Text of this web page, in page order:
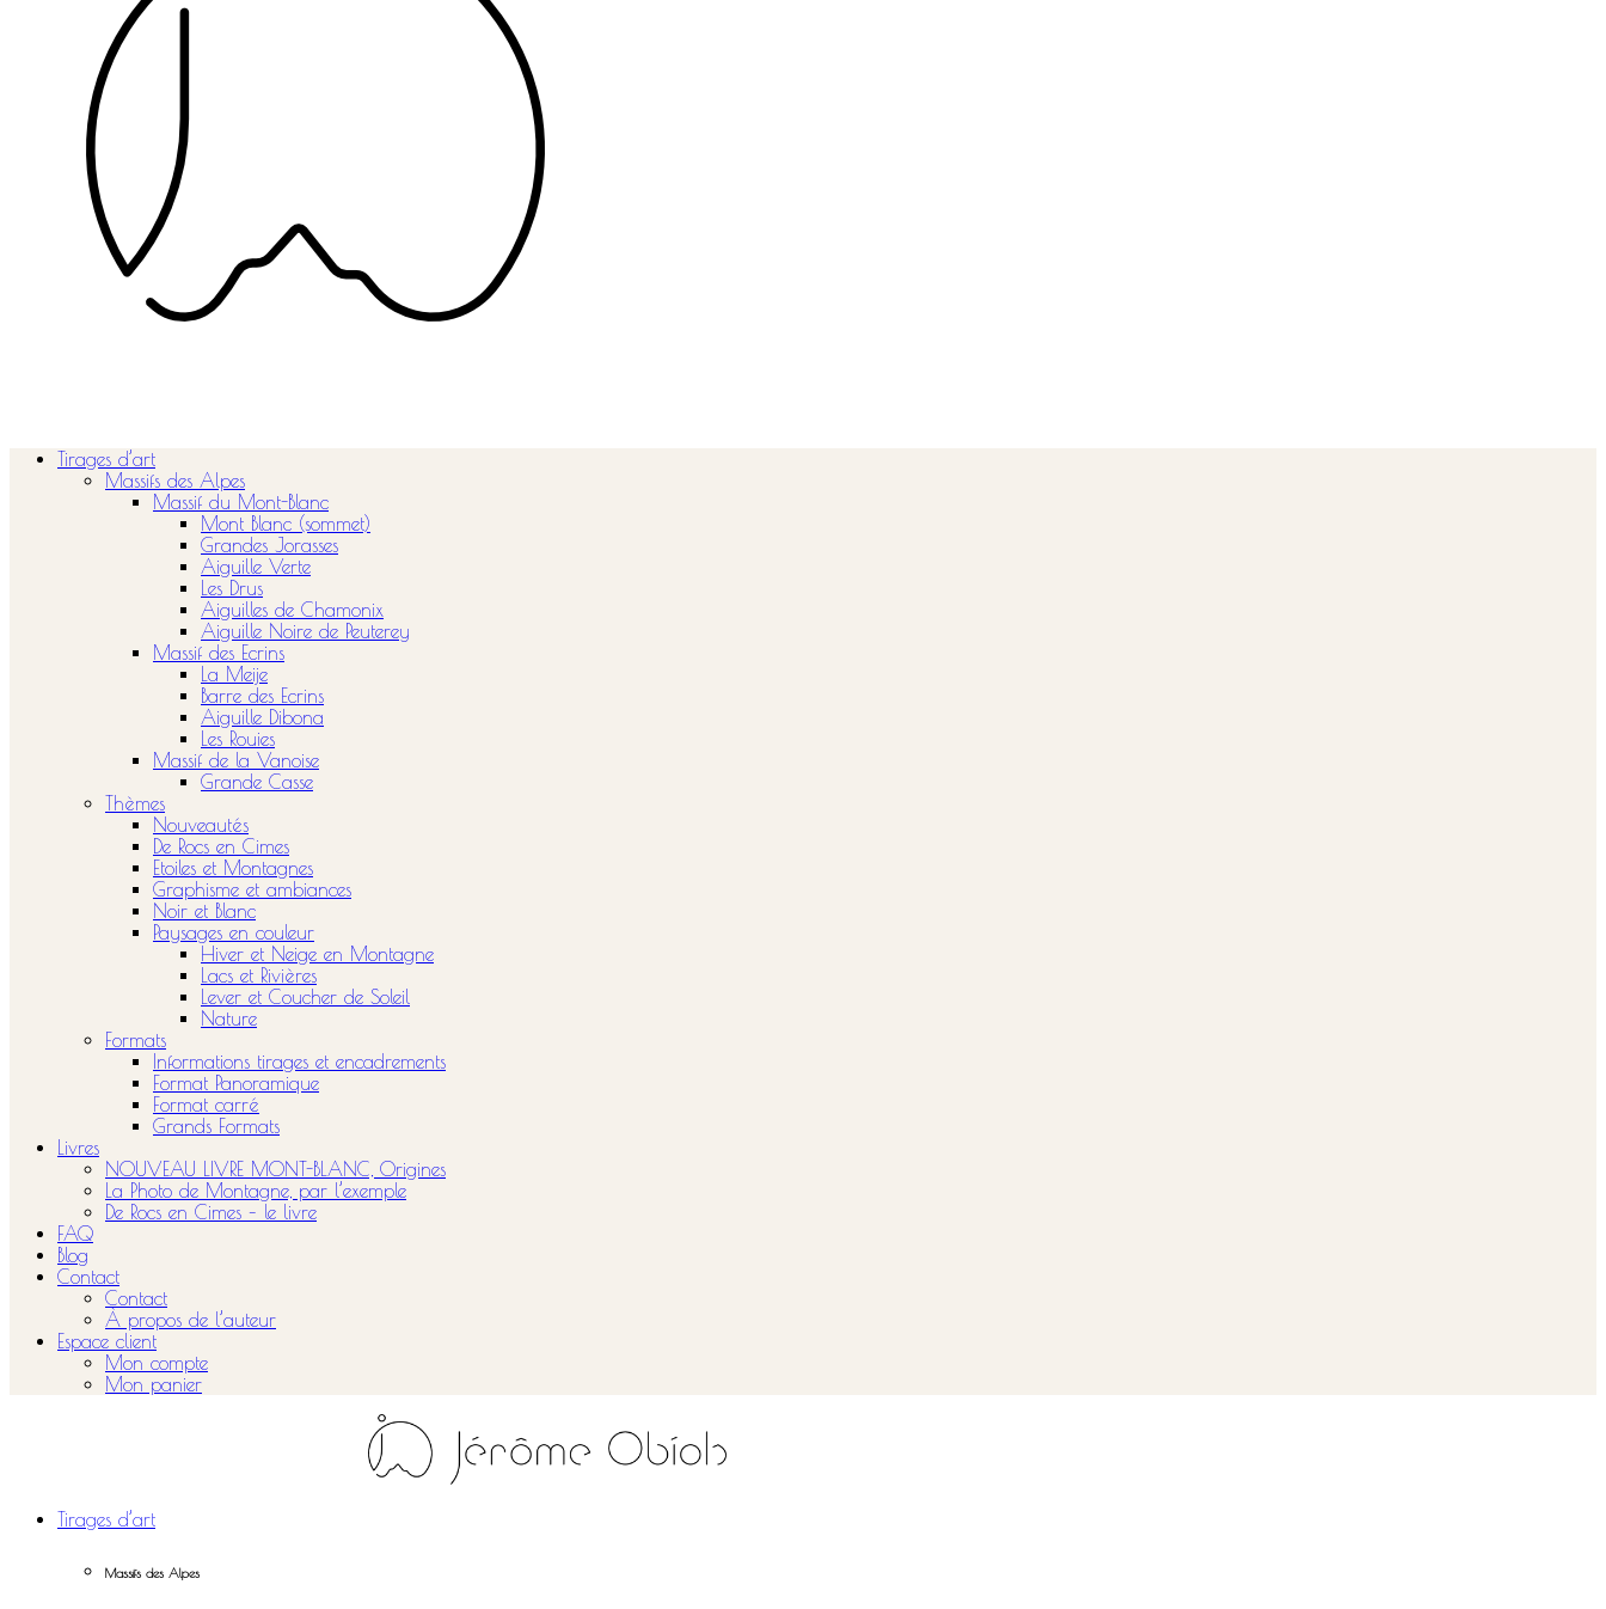
Tirages d’art
Massifs des Alpes
Massif du Mont-Blanc
Mont Blanc (sommet)
Grandes Jorasses
Aiguille Verte
Les Drus
Aiguilles de Chamonix
Aiguille Noire de Peuterey
Massif des Ecrins
La Meije
Barre des Ecrins
Aiguille Dibona
Les Rouies
Massif de la Vanoise
Grande Casse
Thèmes
Nouveautés
De Rocs en Cimes
Etoiles et Montagnes
Graphisme et ambiances
Noir et Blanc
Paysages en couleur
Hiver et Neige en Montagne
Lacs et Rivières
Lever et Coucher de Soleil
Nature
Formats
Informations tirages et encadrements
Format Panoramique
Format carré
Grands Formats
Livres
NOUVEAU LIVRE MONT-BLANC, Origines
La Photo de Montagne, par l’exemple
De Rocs en Cimes – le livre
FAQ
Blog
Contact
Contact
À propos de l’auteur
Espace client
Mon compte
Mon panier
Tirages d’art
Massifs des Alpes